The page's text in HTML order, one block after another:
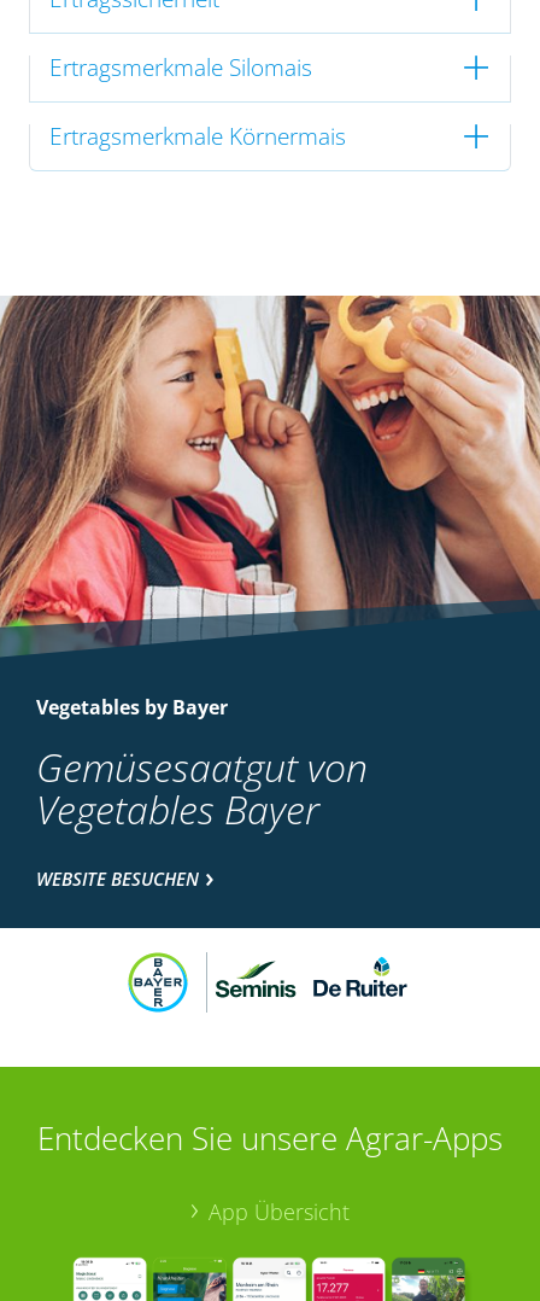
Ertragsmerkmale Silomais
Ertragsmerkmale Körnermais
Vegetables by Bayer
Gemüsesaatgut von
Vegetables Bayer
WEBSITE BESUCHEN
Entdecken Sie unsere Agrar-Apps
App Übersicht